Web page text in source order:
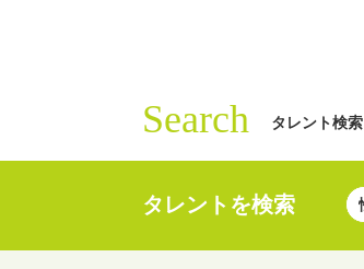
Search タレント検索
タレントを検索